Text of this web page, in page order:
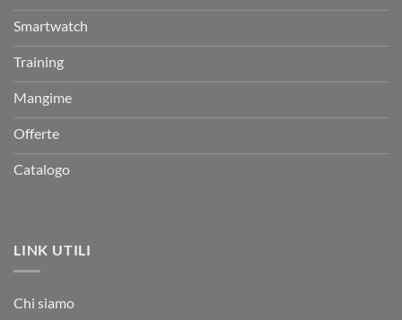
Smartwatch
Training
Mangime
Offerte
Catalogo
LINK UTILI
Chi siamo